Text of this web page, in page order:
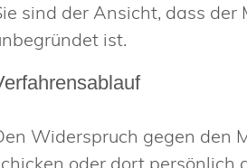
sind der Ansicht, dass der
ist.
Widerspruch gegen den
oder dort persönlich